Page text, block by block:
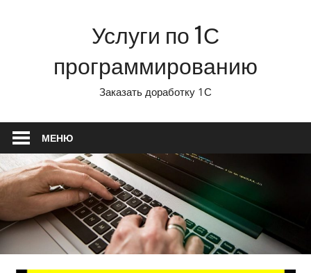
Услуги по 1С
программированию
Заказать доработку 1С
МЕНЮ